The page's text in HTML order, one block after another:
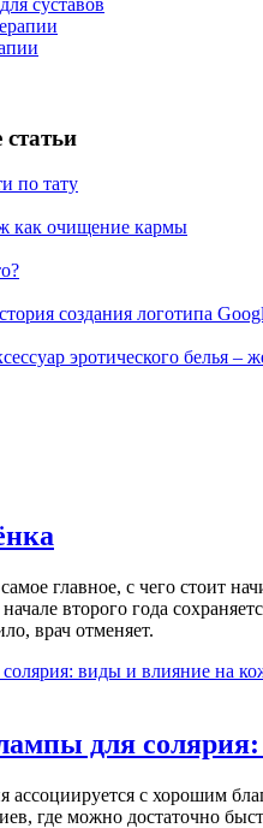
по тату
как очищение кармы
создания логотипа
эротического белья –
главное, с чего стоит
второго года
врач отменяет.
для
с хорошим
где можно достаточно